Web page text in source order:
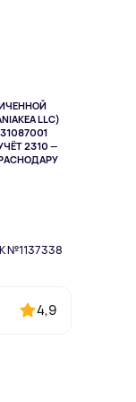
LLC)
2310 —
№1137338
4,9